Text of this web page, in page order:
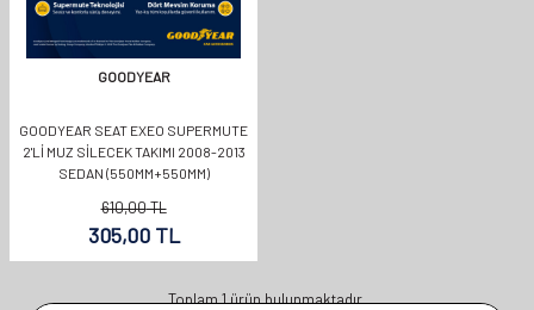
GOODYEAR
GOODYEAR SEAT EXEO SUPERMUTE
2'LI MUZ SILECEK TAKIMI 2008-2013
SEDAN (550MM+550MM)
610,00TL
305,00TL
Toplam1ürün bulunmaktadır.